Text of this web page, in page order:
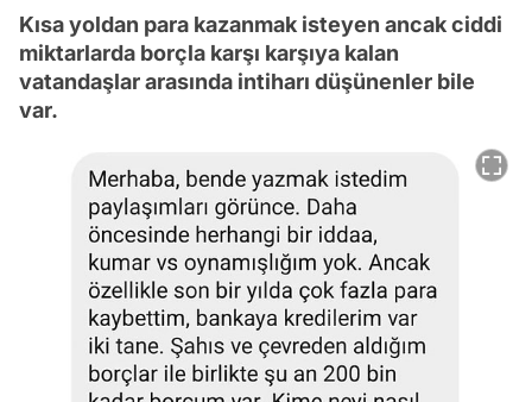
Kısa yoldan para kazanmak isteyen ancak ciddi
miktarlarda borçla karşı karşıya kalan
vatandaşlar arasında intiharı düşünenler bile
var.